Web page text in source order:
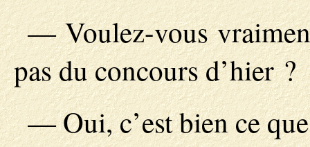
— Voulez-vous
pas du concours d’hier ?
— Oui, c’est bien ce